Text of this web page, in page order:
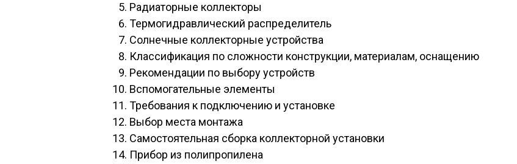
Радиаторные коллекторы
Термогидравлический распределитель
Солнечные коллекторные устройства
Классификация по сложности конструкции, материалам, оснащению
Рекомендации по выбору устройств
Вспомогательные элементы
Требования к подключению и установке
Выбор места монтажа
Самостоятельная сборка коллекторной установки
Прибор из полипропилена